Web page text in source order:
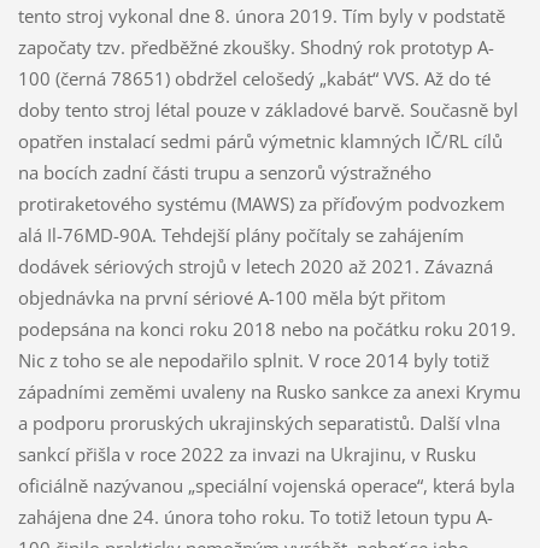
tento stroj vykonal dne 8. února 2019. Tím byly v podstatě
započaty tzv. předběžné zkoušky. Shodný rok prototyp A-
100 (černá 78651) obdržel celošedý „kabát“ VVS. Až do té
doby tento stroj létal pouze v základové barvě. Současně byl
opatřen instalací sedmi párů výmetnic klamných IČ/RL cílů
na bocích zadní části trupu a senzorů výstražného
protiraketového systému (MAWS) za příďovým podvozkem
alá Il-76MD-90A. Tehdejší plány počítaly se zahájením
dodávek sériových strojů v letech 2020 až 2021. Závazná
objednávka na první sériové A-100 měla být přitom
podepsána na konci roku 2018 nebo na počátku roku 2019.
Nic z toho se ale nepodařilo splnit. V roce 2014 byly totiž
západními zeměmi uvaleny na Rusko sankce za anexi Krymu
a podporu proruských ukrajinských separatistů. Další vlna
sankcí přišla v roce 2022 za invazi na Ukrajinu, v Rusku
oficiálně nazývanou „speciální vojenská operace“, která byla
zahájena dne 24. února toho roku. To totiž letoun typu A-